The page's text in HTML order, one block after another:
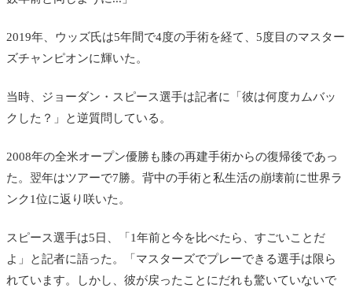
2019年、ウッズ氏は5年間で4度の手術を経て、5度目のマスター
ズチャンピオンに輝いた。
当時、ジョーダン・スピース選手は記者に「彼は何度カムバッ
クした？」と逆質問している。
2008年の全米オープン優勝も膝の再建手術からの復帰後であっ
た。翌年はツアーで7勝。背中の手術と私生活の崩壊前に世界ラ
ンク1位に返り咲いた。
スピース選手は5日、「1年前と今を比べたら、すごいことだ
よ」と記者に語った。「マスターズでプレーできる選手は限ら
れています。しかし、彼が戻ったことにだれも驚いていないで